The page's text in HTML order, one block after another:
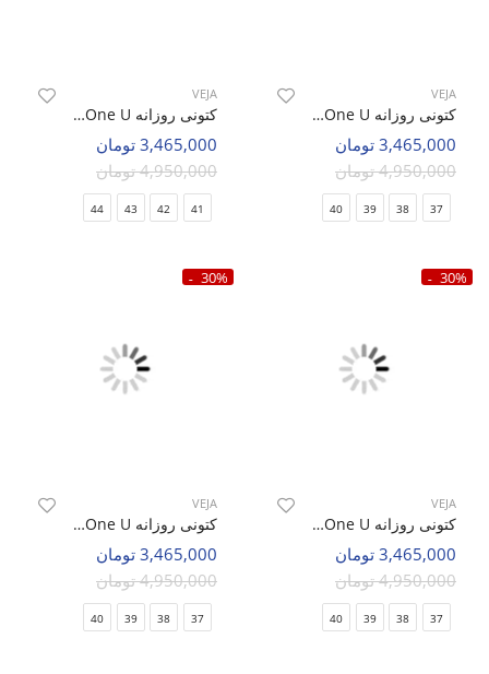
VEJA
کتونی روزانه Unisex VEJA Veja One U
3,465,000 تومان
4,950,000 تومان
37
38
39
40
VEJA
کتونی روزانه Unisex VEJA Veja One U
3,465,000 تومان
4,950,000 تومان
41
42
43
44
30%
VEJA
کتونی روزانه Unisex VEJA Veja One U
3,465,000 تومان
4,950,000 تومان
37
38
39
40
30%
VEJA
کتونی روزانه Unisex VEJA Veja One U
3,465,000 تومان
4,950,000 تومان
37
38
39
40